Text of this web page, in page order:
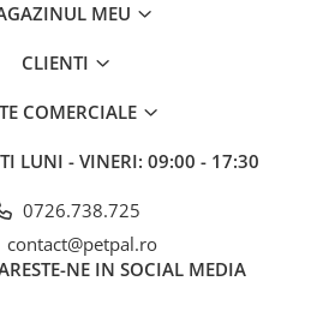
MEU
CLIENTI
COMERCIALE
LUNI - VINERI: 09:00 - 17:30
0726.738.725
contact@petpal.ro
NE IN SOCIAL MEDIA